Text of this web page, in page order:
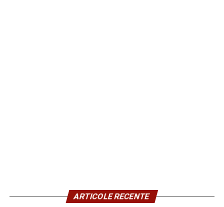
ARTICOLE RECENTE